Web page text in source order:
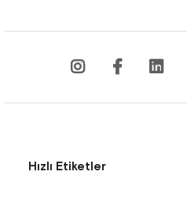
Hızlı Etiketler